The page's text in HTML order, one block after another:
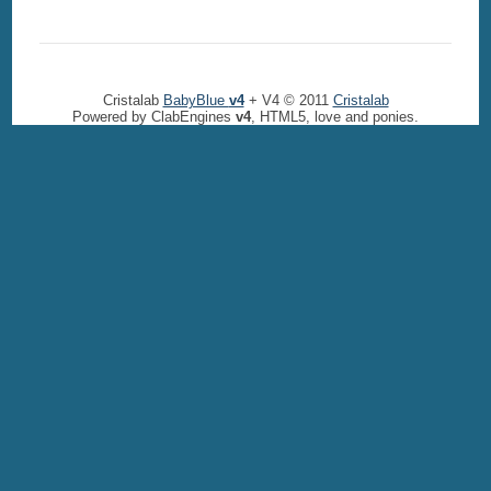
Cristalab BabyBlue v4+ V4 © 2011 Cristalab
Powered by ClabEngines v4, HTML5, love and ponies.